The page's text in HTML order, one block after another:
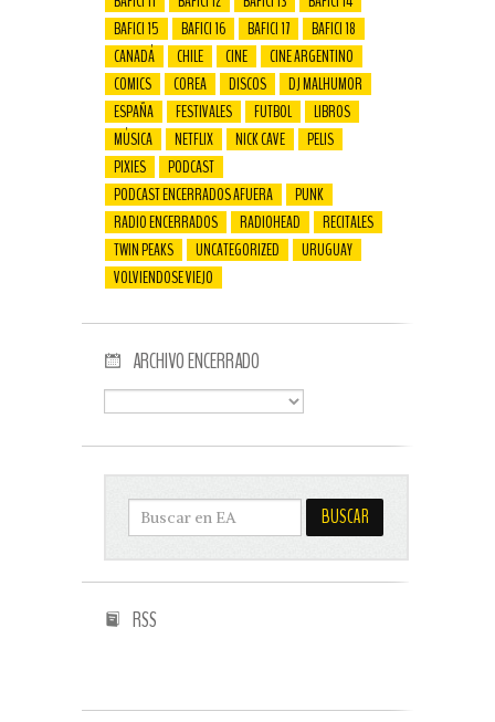
BAFICI 15
BAFICI 16 BAFICI 17
BAFICI 18
CANADÁ
CHILE CINE
CINE ARGENTINO
COMICS
COREA DISCOS
DJ MALHUMOR
ESPAÑA
FESTIVALES FUTBOL
LIBROS
MÚSICA
NETFLIX NICK CAVE
PELIS
PIXIES
PODCAST
PODCAST ENCERRADOS AFUERA
PUNK
RADIO ENCERRADOS
RADIOHEAD
RECITALES
TWIN PEAKS
UNCATEGORIZED
URUGUAY
VOLVIENDOSE VIEJO
ARCHIVO ENCERRADO
RSS